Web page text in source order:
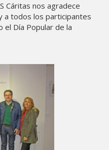
Cáritas nos agradece
a todos los participantes
el Día Popular de la